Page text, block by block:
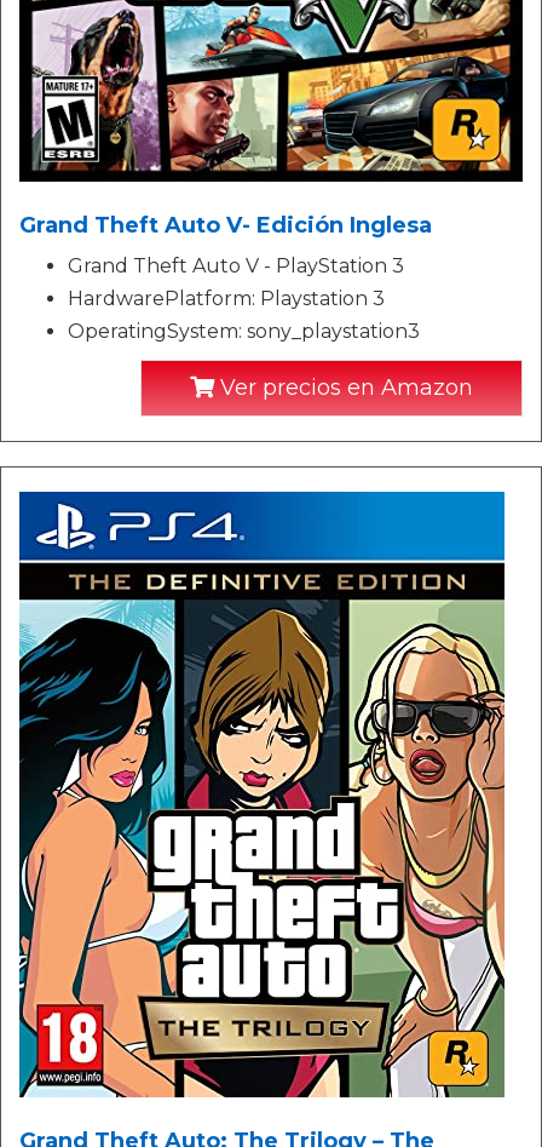
Grand Theft Auto V- Edición Inglesa
Grand Theft Auto V - PlayStation 3
HardwarePlatform: Playstation 3
OperatingSystem: sony_playstation3
Ver precios en Amazon
Grand Theft Auto: The Trilogy – The